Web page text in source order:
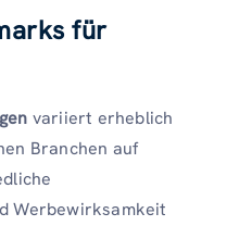
für
variiert erheblich
Branchen auf
Werbewirksamkeit